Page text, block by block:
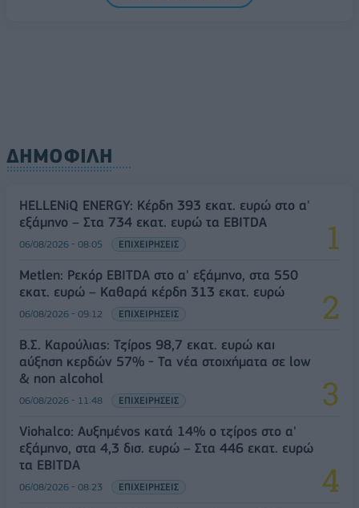
ΔΗΜΟΦΙΛΗ
HELLENiQ ENERGY: Κέρδη 393 εκατ. ευρώ στο α'
εξάμηνο – Στα 734 εκατ. ευρώ τα EBITDA
06/08/2026 - 08:05 ΕΠΙΧΕΙΡΗΣΕΙΣ
Metlen: Ρεκόρ EBITDA στο α' εξάμηνο, στα 550
εκατ. ευρώ – Καθαρά κέρδη 313 εκατ. ευρώ
06/08/2026 - 09:12 ΕΠΙΧΕΙΡΗΣΕΙΣ
Β.Σ. Καρούλιας: Τζίρος 98,7 εκατ. ευρώ και
αύξηση κερδών 57% - Τα νέα στοιχήματα σε low
& non alcohol
06/08/2026 - 11:48 ΕΠΙΧΕΙΡΗΣΕΙΣ
Viohalco: Αυξημένος κατά 14% ο τζίρος στο α'
εξάμηνο, στα 4,3 δισ. ευρώ – Στα 446 εκατ. ευρώ
τα EBITDA
06/08/2026 - 08:23 ΕΠΙΧΕΙΡΗΣΕΙΣ